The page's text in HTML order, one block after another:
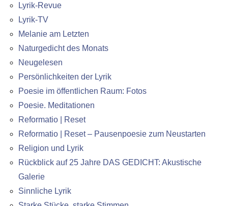
Lyrik-Revue
Lyrik-TV
Melanie am Letzten
Naturgedicht des Monats
Neugelesen
Persönlichkeiten der Lyrik
Poesie im öffentlichen Raum: Fotos
Poesie. Meditationen
Reformatio | Reset
Reformatio | Reset – Pausenpoesie zum Neustarten
Religion und Lyrik
Rückblick auf 25 Jahre DAS GEDICHT: Akustische
Galerie
Sinnliche Lyrik